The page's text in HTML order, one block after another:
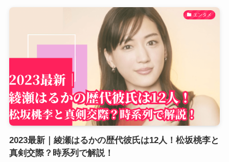
エンタメ
2023最新｜綾瀬はるかの歴代彼氏は12人！松坂桃李と
真剣交際？時系列で解説！